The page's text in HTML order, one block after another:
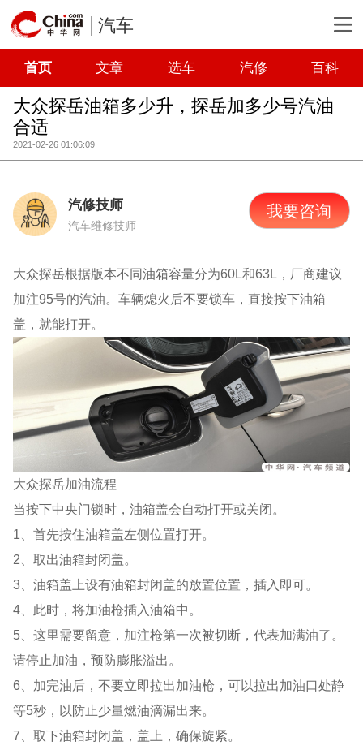
汽车
首页 文章 选车 汽修 百科
大众探岳油箱多少升，探岳加多少号汽油
合适
2021-02-26 01:06:09
汽修技师
汽车维修技师
我要咨询
大众探岳根据版本不同油箱容量分为60L和63L，厂商建议
加注95号的汽油。车辆熄火后不要锁车，直接按下油箱
盖，就能打开。
大众探岳加油流程
当按下中央门锁时，油箱盖会自动打开或关闭。
1、首先按住油箱盖左侧位置打开。
2、取出油箱封闭盖。
3、油箱盖上设有油箱封闭盖的放置位置，插入即可。
4、此时，将加油枪插入油箱中。
5、这里需要留意，加注枪第一次被切断，代表加满油了。
请停止加油，预防膨胀溢出。
6、加完油后，不要立即拉出加油枪，可以拉出加油口处静
等5秒，以防止少量燃油滴漏出来。
7、取下油箱封闭盖，盖上，确保旋紧。